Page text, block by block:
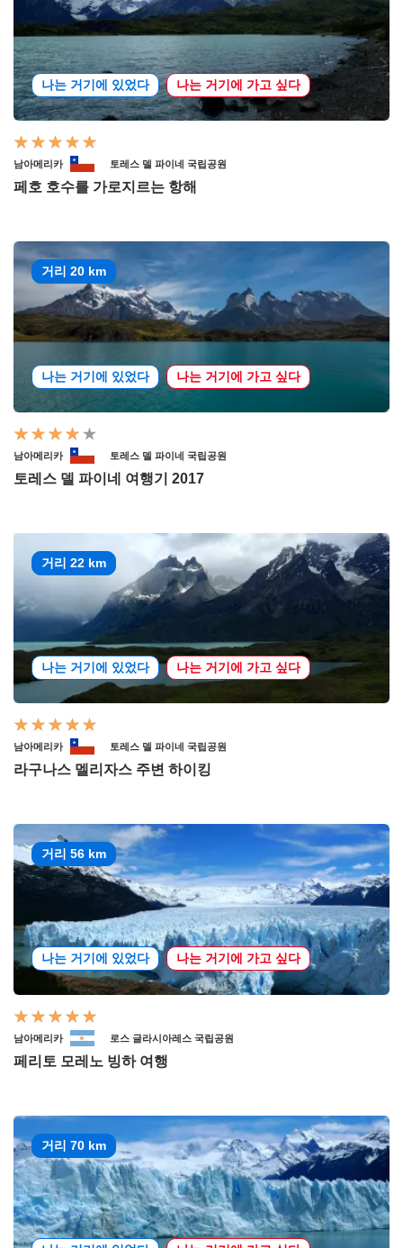
나는 거기에 있었다 나는 거기에 가고 싶다
남아메리카 토레스 델 파이네 국립공원
페호 호수를 가로지르는 항해
거리 20 km
나는 거기에 있었다 나는 거기에 가고 싶다
남아메리카 토레스 델 파이네 국립공원
토레스 델 파이네 여행기 2017
거리 22 km
나는 거기에 있었다 나는 거기에 가고 싶다
남아메리카 토레스 델 파이네 국립공원
라구나스 멜리자스 주변 하이킹
거리 56 km
나는 거기에 있었다 나는 거기에 가고 싶다
남아메리카 로스 글라시아레스 국립공원
페리토 모레노 빙하 여행
거리 70 km